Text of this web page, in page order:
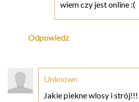
wiem czy jest online :(
Odpowiedz
Unknown
Jakie piekne wlosy i strój!!!